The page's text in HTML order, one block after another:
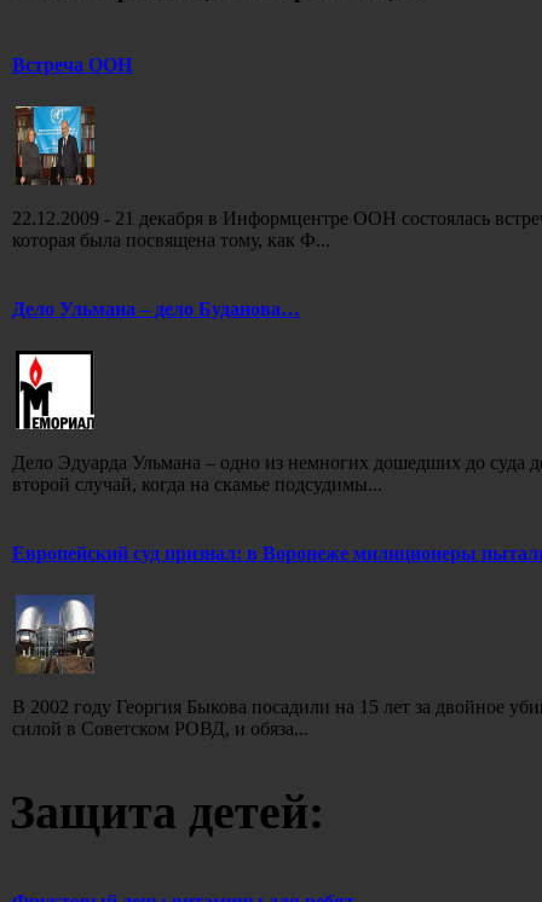
Встреча ООН
22.12.2009 - 21 декабря в Информцентре ООН состоялась
которая была посвящена тому, как Ф...
Дело Ульмана – дело Буданова…
Дело Эдуарда Ульмана – одно из немногих дошедших до
второй случай, когда на скамье подсудимы...
Европейский суд признал: в Воронеже милиционеры
В 2002 году Георгия Быкова посадили на 15 лет за двойное
силой в Советском РОВД, и обяза...
Защита детей: